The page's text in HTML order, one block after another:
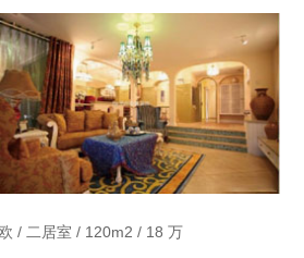
/ 二居室 / 120m2 / 18 万